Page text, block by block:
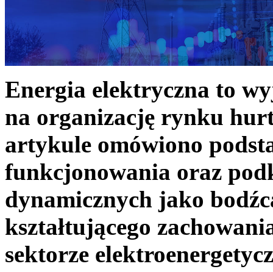
Energia elektryczna to
na organizację rynku
artykule omówiono
funkcjonowania oraz
dynamicznych jako
kształtującego
sektorze